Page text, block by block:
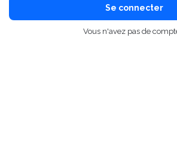
Se connecter
Vous n'avez pas de